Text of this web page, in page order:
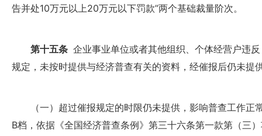
告并处10万元以上20万元以下罚款”两个基础裁量阶次。
第十五条 企业事业单位或者其他组织、个体经营户违
规定，未按时提供与经济普查有关的资料，经催报后仍未提
（一）超过催报规定的时限仍未提供，影响普查工作正
B档，依据《全国经济普查条例》第三十六条第一款第（三